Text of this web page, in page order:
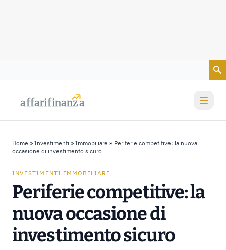
affarifinanza
affarifinanza
Home » Investimenti » Immobiliare » Periferie competitive: la nuova
occasione di investimento sicuro
INVESTIMENTI IMMOBILIARI
Periferie competitive: la
nuova occasione di
investimento sicuro